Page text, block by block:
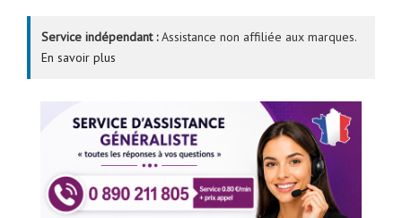
Service indépendant :Assistance non affiliée aux marques.
En savoir plus